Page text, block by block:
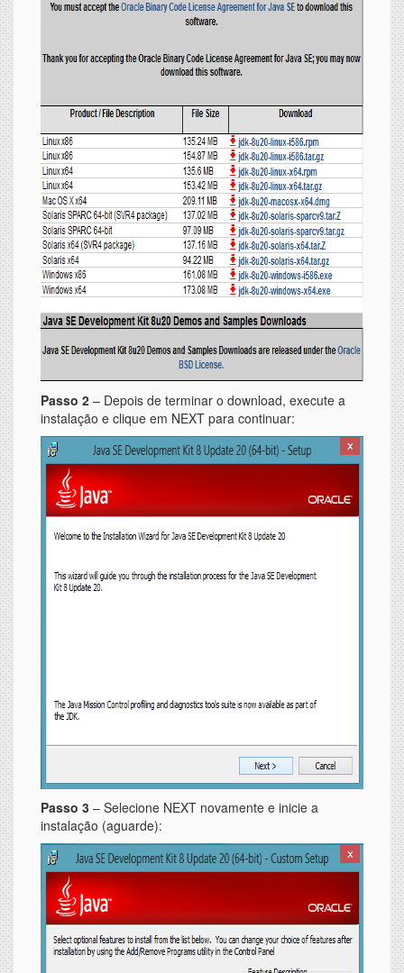
Passo 2 – Depois de terminar o download, execute a
instalação e clique em NEXT para continuar:
Passo 3 – Selecione NEXT novamente e inicie a
instalação (aguarde):